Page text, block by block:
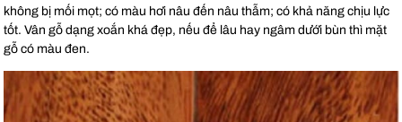
không bị mối mọt; có màu hơi nâu đến nâu thẫm; có khả năng chịu lực
tốt. Vân gỗ dạng xoắn khá đẹp, nếu để lâu hay ngâm dưới bùn thì mặt
gỗ có màu đen.